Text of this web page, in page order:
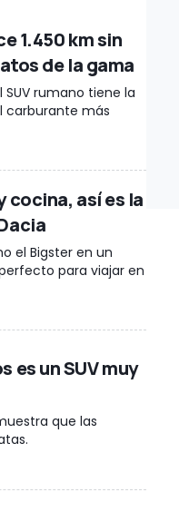
1.450 km sin
de la gama
rumano tiene la
carburante más
cocina, así es la
el Bigster en un
para viajar en
es un SUV muy
que las